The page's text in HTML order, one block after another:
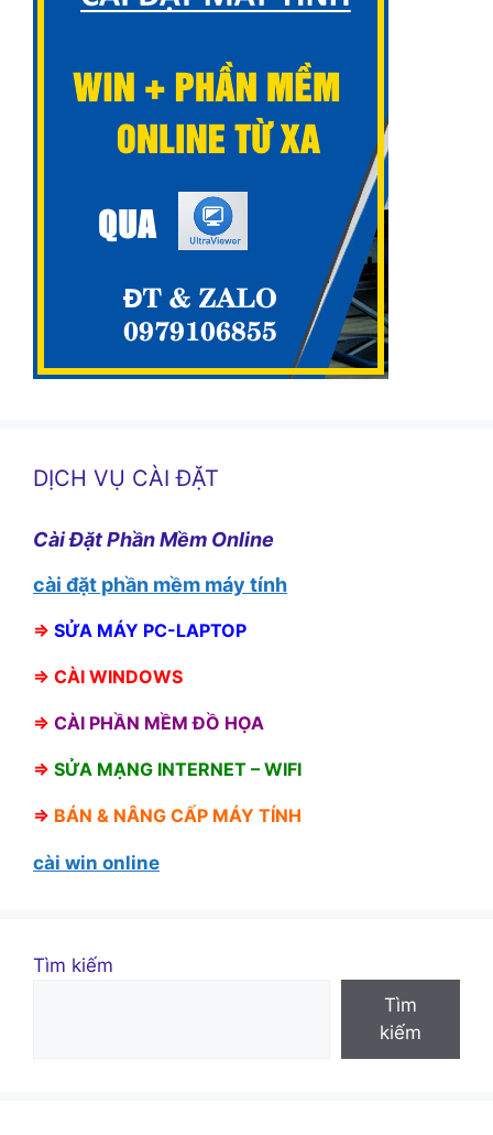
DỊCH VỤ CÀI ĐẶT
Cài Đặt Phần Mềm Online
cài đặt phần mềm máy tính
⇒ SỬA MÁY PC-LAPTOP
⇒ CÀI WINDOWS
⇒ CÀI PHẦN MỀM ĐỒ HỌA
⇒ SỬA MẠNG INTERNET – WIFI
⇒ BÁN & NÂNG CẤP MÁY TÍNH
cài win online
Tìm kiếm
Tìm
kiếm